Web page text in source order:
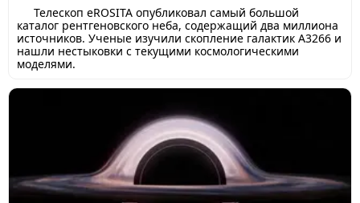
Телескоп eROSITA опубликовал самый большой
каталог рентгеновского неба, содержащий два миллиона
источников. Ученые изучили скопление галактик A3266 и
нашли нестыковки с текущими космологическими
моделями.